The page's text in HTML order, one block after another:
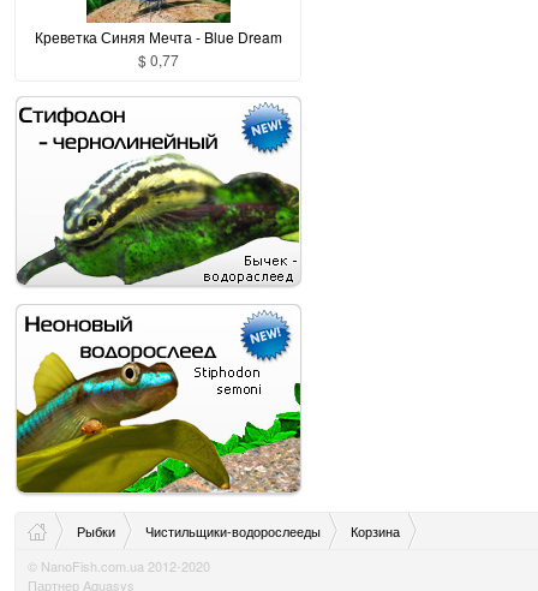
Креветка Синяя Мечта - Blue Dream
$ 0,77
Рыбки Чистильщики-водорослееды
Корзина
© NanoFish.com.ua 2012-2020
Партнер Aquasys